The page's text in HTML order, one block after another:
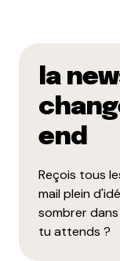
la
end
Reçois tous
mail plein
sombrer
tu attends ?